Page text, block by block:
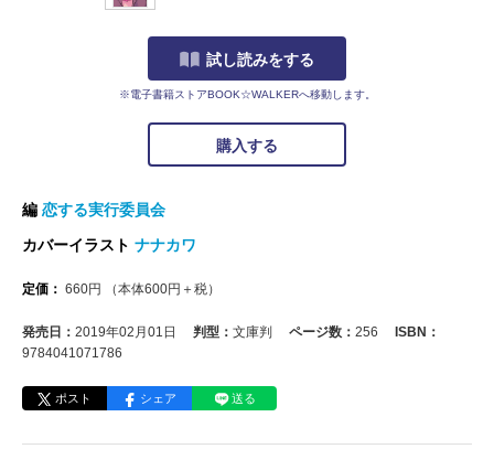
試し読みをする
※電子書籍ストアBOOK☆WALKERへ移動します。
購入する
編 恋する実行委員会
カバーイラスト ナナカワ
定価： 660円 （本体600円＋税）
発売日： 2019年02月01日 判型： 文庫判 ページ数： 256
ISBN：
9784041071786
ポスト シェア 送る